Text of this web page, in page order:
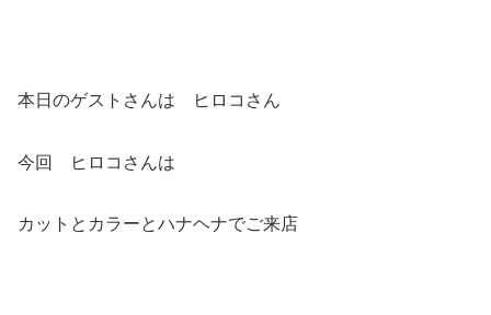
本日のゲストさんは ヒロコさん
今回 ヒロコさんは
カットとカラーとハナヘナでご来店